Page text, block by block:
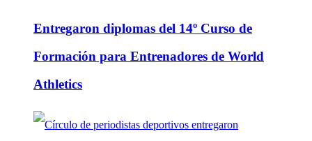
Entregaron diplomas del 14º Curso de
Formación para Entrenadores de World
Athletics